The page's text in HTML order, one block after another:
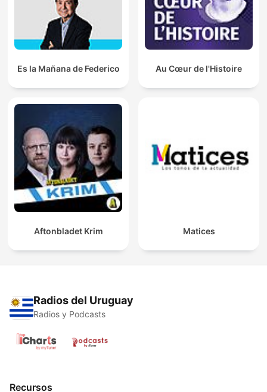
Es la Mañana de Federico Au Cœur de l'Histoire
Aftonbladet Krim Matices
Radios del Uruguay
Radios y Podcasts
Recursos